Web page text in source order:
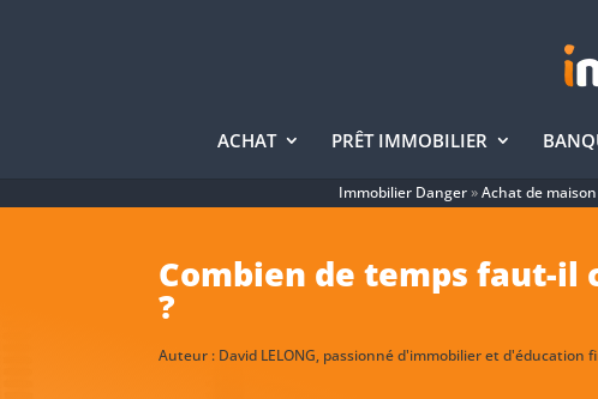
ACHAT PRÊT IMMOBILIER
Immobilier Danger»Achat de
Combien de temps faut-
?
Auteur : David LELONG, passionné d'immobilier et d'éducation